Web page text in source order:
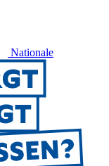
Nationale